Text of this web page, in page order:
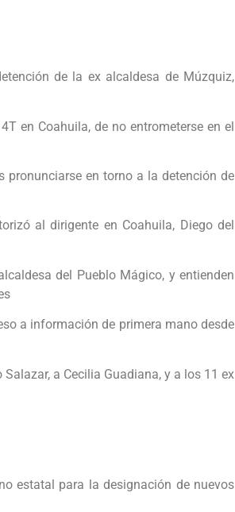
de la ex alcaldesa de Múzquiz,
en Coahuila, de no entrometerse en el
en torno a la detención de
al dirigente en Coahuila, Diego del
del Pueblo Mágico, y entienden
a información de primera mano desde
a Cecilia Guadiana, y a los 11 ex
estatal para la designación de nuevos